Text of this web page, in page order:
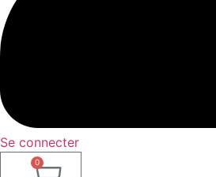
Se connecter
0